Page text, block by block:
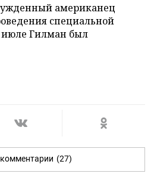
американец
специальной
июле Гилман был
(27)